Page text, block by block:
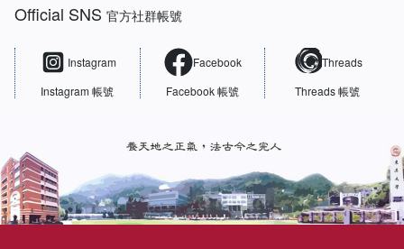
Official SNS官方社群帳號
Instagram
Instagram 帳號
Facebook
Facebook 帳號
Threads
Threads 帳號